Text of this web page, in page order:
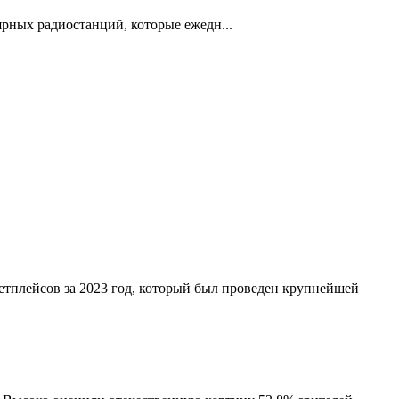
радиостанций, которые ежедн...
за 2023 год, который был проведен крупнейшей